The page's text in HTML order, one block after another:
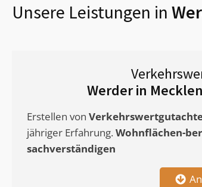
Unsere Leistungen in
Werder in
Erstellen von
jähriger Erfahrung. Wohnflächen-
sachverständigen